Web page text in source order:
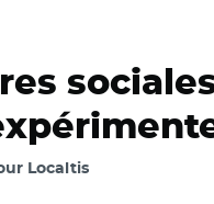
Localtis